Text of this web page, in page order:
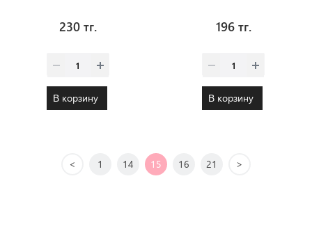
230 тг.
В корзину
196 тг.
В корзину
< 1 14 15 16 21 >